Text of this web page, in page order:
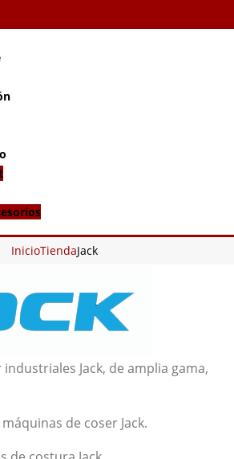
InicioTiendaJack
Jack, de amplia gama,
de coser Jack.